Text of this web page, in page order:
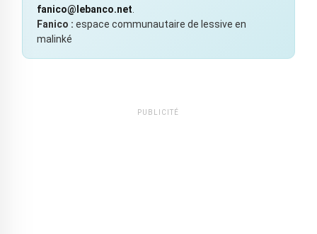
fanico@lebanco.net
Fanico : espace communautaire de lessive en
malinké
PUBLICITÉ